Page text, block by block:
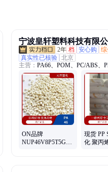
宁波皇轩塑料科技有限公
2年 档 安心购
真实性已核验 北京
主营： PA66、POM、PC/ABS、
Pa9t、ppsu、Tpu、Tpv、1180a
Tpee、Pom100p、Pom500p、
800h、PoK
ON品牌
NUP46V8P5T5G二
现货 PP
化 聚丙